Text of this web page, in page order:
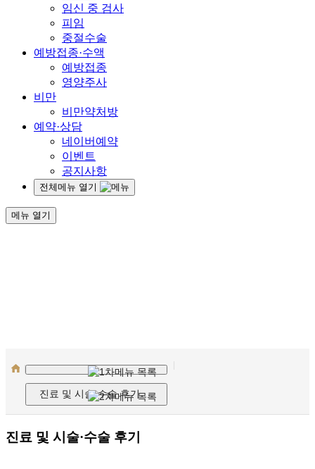
임신 중 검사
피임
중절수술
예방접종·수액
예방접종
영양주사
비만
비만약처방
예약·상담
네이버예약
이벤트
공지사항
전체메뉴 열기
메뉴 열기
진료 및 시술·수술 후기
진료 및 시술·수술 후기